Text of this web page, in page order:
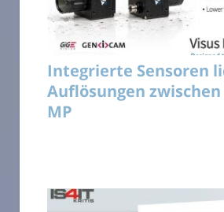
Integrierte Sensoren
Auflösungen zwischen
MP